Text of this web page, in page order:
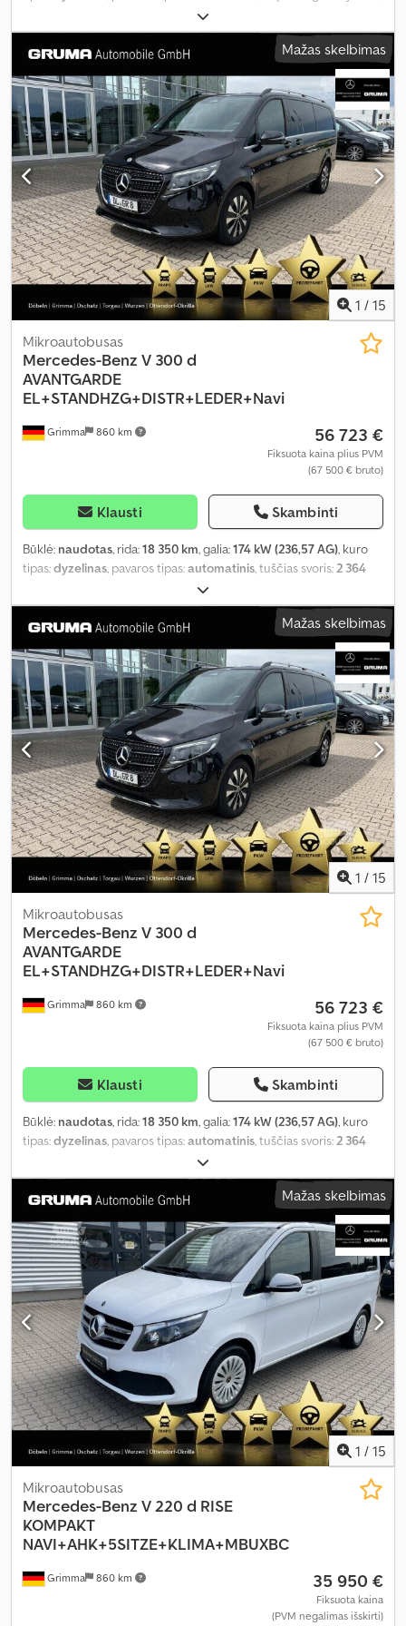
, bendras svoris:
kg, pirmoji registracija:10/2025, kita apžiūra (TÜV):10/2028,
emisijos klasė:Euro 6, spalva:pilkas , vairuotojo kabina:kitas,
ABS,
autonominis šildytuvas, borto kompiuteris, centrinis užraktas,
elektroninė stabilumo programa (ESP), imobilaizerio sistema,
kruizo kontrolė, naudoto automobilio garantija, navigacijos
sistema, oro kondicionavimas, oro pagalvė, priekabos jungtis,
statymo jutikliai, stumdomos durys, suodžių filtras, sėdynės
šildytuvas, trauki kontrolė, vairo stiprintuvas, visų varančiųjų
ratų pavara,
Mažas skelbimas
1 / 15
Grimma 860 km
Mikroautobusas
Mercedes-Benz V 300 d
AVANTGARDE
EL+STANDHZG+DISTR+LEDER+Navi
56 723 €
Fiksuota kaina plius PVM
(67 500 € bruto)
Klausti Skambinti
Būklė: naudotas, rida:18 350 km, galia:174 kW (236,57 AG), kuro
tipas:dyzelinas, pavaros tipas:automatinis, tuščias svoris:2 364
, emisijos klasė:
juodas, vairuotojo kabina:kitas, sėdimų vietų skaičius:8, Gamybos
metai:2024, kuras:dyzelinas, Įranga:
ABS, autonominis šildytuvas,
borto kompiuteris, centrinis užraktas, elektroninė stabilumo
programa (ESP), imobilaizerio sistema, kruizo kontrolė, naudoto
automobilio garantija, navigacijos sistema, oro
kondicionavimas, oro pagalvė, statymo jutikliai, stumdomos
durys, suodžių filtras, sėdynės šildytuvas, trauki kontrolė, vairo
stiprintuvas
Mažas skelbimas
1 / 15
Grimma 860 km
Mikroautobusas
Mercedes-Benz V 300 d
AVANTGARDE
EL+STANDHZG+DISTR+LEDER+Navi
56 723 €
Fiksuota kaina plius PVM
(67 500 € bruto)
Klausti Skambinti
Būklė: naudotas, rida:18 350 km, galia:174 kW (236,57 AG), kuro
tipas:dyzelinas, pavaros tipas:automatinis, tuščias svoris:2 364
, emisijos klasė:
juodas, vairuotojo kabina:kitas, sėdimų vietų skaičius:8, Gamybos
metai:2024, kuras:dyzelinas, Įranga:
ABS, autonominis šildytuvas,
borto kompiuteris, centrinis užraktas, elektroninė stabilumo
programa (ESP), imobilaizerio sistema, kruizo kontrolė, naudoto
automobilio garantija, navigacijos sistema, oro
kondicionavimas, oro pagalvė, statymo jutikliai, stumdomos
durys, suodžių filtras, sėdynės šildytuvas, trauki kontrolė, vairo
stiprintuvas,
Mažas skelbimas
1 / 15
Grimma 860 km
Mikroautobusas
Mercedes-Benz V 220 d RISE
KOMPAKT
NAVI+AHK+5SITZE+KLIMA+MBUXBC
35 950 €
Fiksuota kaina
(PVM negalimas išskirti)